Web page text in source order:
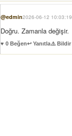
@edmin2026-06-12 10:03:19
Doğru. Zamanla değişir.
♥ 0 Beğen↩️ Yanıtla⚠️ Bildir